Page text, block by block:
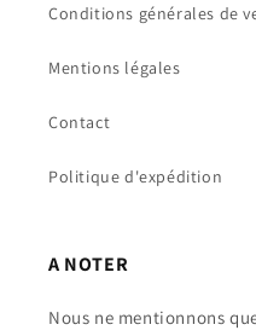
Conditions générales de
Mentions légales
Contact
Politique d'expédition
A NOTER
Nous ne mentionnons